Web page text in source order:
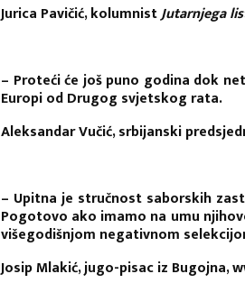
Jurica Pavičić, kolumnistJutarnjega
– Proteći će još puno godina dok
Europi od Drugog svjetskog rata.
Aleksandar Vučić, srbijanski
– Upitna je stručnost saborskih
Pogotovo ako imamo na umu
višegodišnjom negativnom
Josip Mlakić, jugo-pisac iz Bugojna,